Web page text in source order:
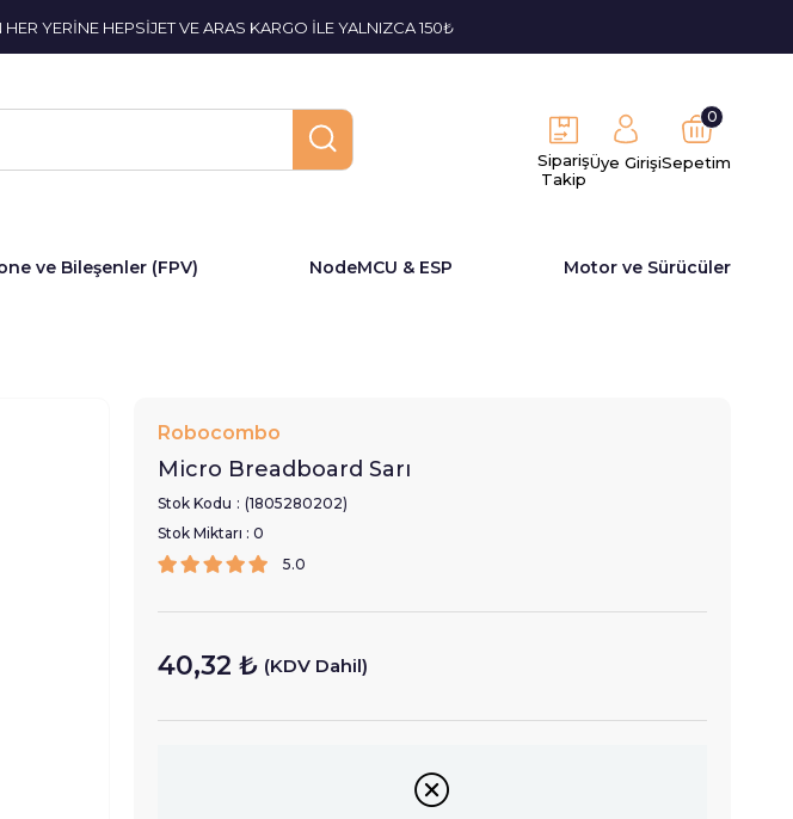
YERİNE HEPSİJET VE ARAS KARGO İLE YALNIZCA 150₺
Sipariş
Takip
Üye GirişiSepetim
0
ve Bileşenler (FPV) NodeMCU & ESP Motor ve Sürücüler
Robocombo
Micro Breadboard Sarı
Stok Kodu
(1805280202)
Stok Miktarı : 0
5.0
40,32 ₺ (KDV Dahil)